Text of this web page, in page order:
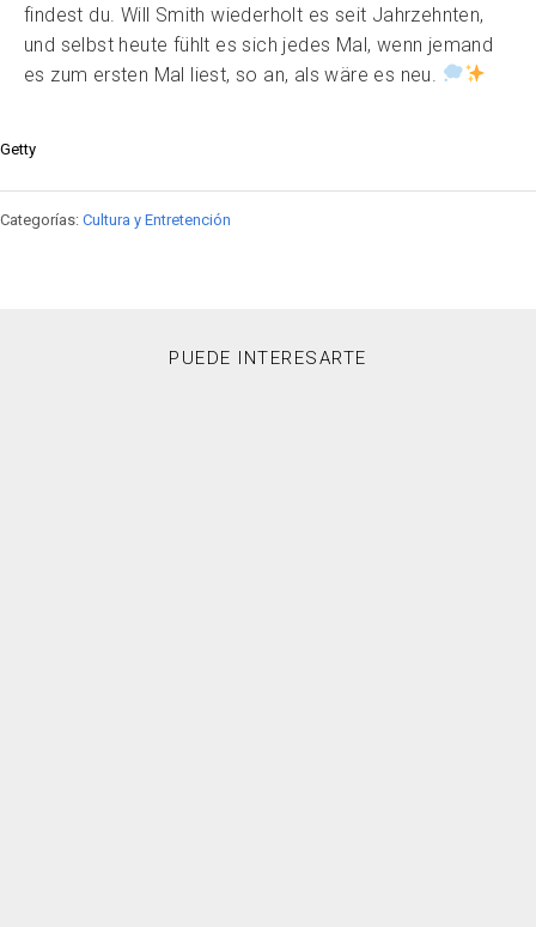
findest du. Will Smith wiederholt es seit Jahrzehnten,
und selbst heute fühlt es sich jedes Mal, wenn jemand
es zum ersten Mal liest, so an, als wäre es neu.
Getty
Categorías: Cultura y Entretención
PUEDE INTERESARTE